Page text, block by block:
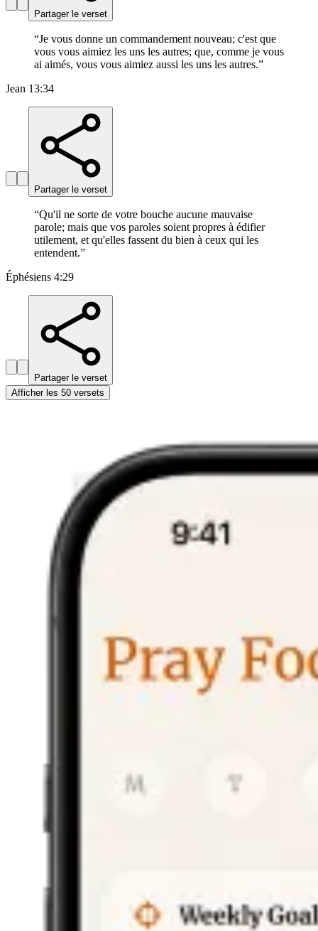
Partager le verset
“Je vous donne un commandement nouveau; c'est que
vous vous aimiez les uns les autres; que, comme je vous
ai aimés, vous vous aimiez aussi les uns les autres.”
Jean 13:34
Partager le verset
“Qu'il ne sorte de votre bouche aucune mauvaise
parole; mais que vos paroles soient propres à édifier
utilement, et qu'elles fassent du bien à ceux qui les
entendent.”
Éphésiens 4:29
Partager le verset
Afficher les 50 versets